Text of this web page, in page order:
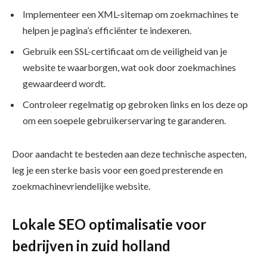
Implementeer een XML-sitemap om zoekmachines te
helpen je pagina’s efficiënter te indexeren.
Gebruik een SSL-certificaat om de veiligheid van je
website te waarborgen, wat ook door zoekmachines
gewaardeerd wordt.
Controleer regelmatig op gebroken links en los deze op
om een soepele gebruikerservaring te garanderen.
Door aandacht te besteden aan deze technische aspecten,
leg je een sterke basis voor een goed presterende en
zoekmachinevriendelijke website.
Lokale SEO optimalisatie voor
bedrijven in zuid holland